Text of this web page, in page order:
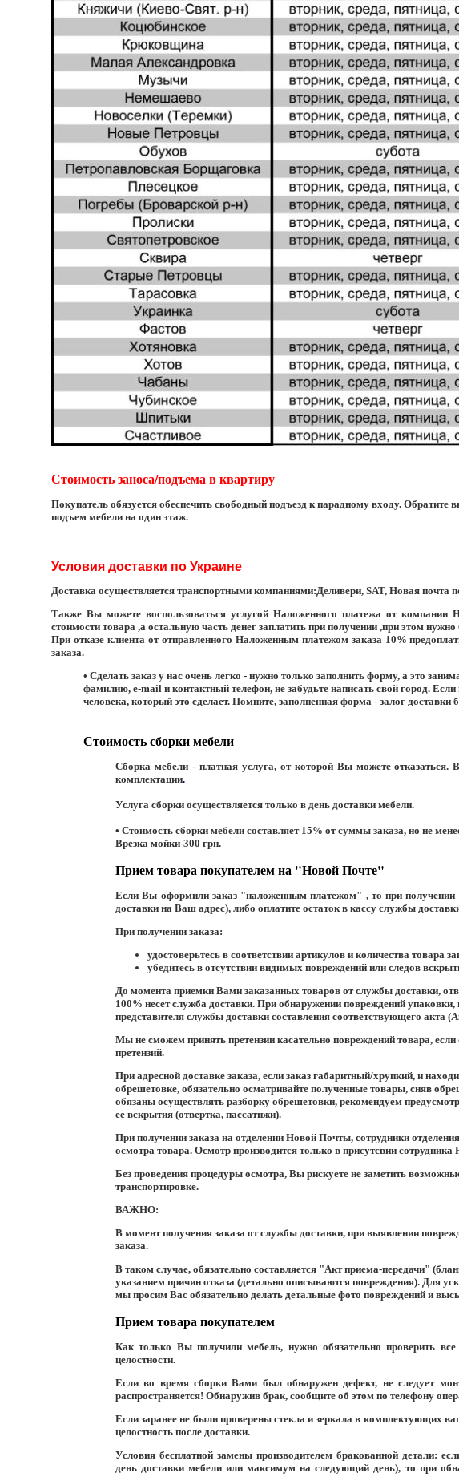
Стоимость заноса/подъема в квартиру
Покупатель обязуется обеспечить свободный подъезд к парадному входу. Обратите
подъем мебели на один этаж.
Условия доставки по Украине
Доставка осуществляется транспортными компаниями:Деливери, SAT, Новая почта
Также Вы можете воспользоваться услугой Наложенного платежаот компании
стоимости товара ,а остальную часть денег заплатить при получении ,при этом
При отказе клиента от отправленного Наложенным платежом заказа 10%
заказа.
• Сделать заказ у нас очень легко - нужно только заполнить форму, а это
фамилию, e-mail и контактный телефон, не забудьте написать свой город.
человека, который это сделает. Помните, заполненная форма - залог доставки
Стоимость сборки мебели
Сборка мебели - платная услуга, от которой Вы можете отказаться.
комплектации.
Услуга сборки осуществляется только в день доставки мебели.
• Стоимость сборки мебели составляет 15% от суммы заказа, но не
Врезка мойки-300 грн.
Прием товара покупателем на "Новой Почте"
Если Вы оформили заказ "наложенным платежом" , то при получении
доставки на Ваш адрес), либо оплатите остаток в кассу службы
При получении заказа:
удостоверьтесь в соответствии артикулов и количества товара
убедитесь в отсутствии видимых повреждений или следов
До момента приемки Вами заказанных товаров от службы доставки,
100% несет служба доставки. При обнаружении повреждений
представителя службы доставки составления соответствующего акта
Мы не сможем принять претензии касательно повреждений товара,
претензий.
При адресной доставке заказа, если заказ габаритный/хрупкий, и
обрешетовке, обязательно осматривайте полученные товары, сняв
обязаны осуществлять разборку обрешетовки, рекомендуем
ее вскрытия (отвертка, пассатижи).
При получении заказа на отделении Новой Почты, сотрудники
осмотра товара. Осмотр производится только в присутсвии
Без проведения процедуры осмотра, Вы рискуете не заметить
транспортировке.
ВАЖНО:
В момент получения заказа от службы доставки, при выявлении
заказа.
В таком случае, обязательно составляется "Акт приема-передачи"
указанием причин отказа (детально описываются повреждения). Для
мы просим Вас обязательно делать детальные фото повреждений и
Прием товара покупателем
Как только Вы получили мебель, нужно обязательно проверить
целостности.
Если во время сборки Вами был обнаружен дефект, не следует
распространяется! Обнаружив брак, сообщите об этом по телефону
Если заранее не были проверены стекла и зеркала в комплектующих
целостность после доставки.
Условия бесплатной замены производителем бракованной детали:
день доставки мебели или максимум на следующий день), то при